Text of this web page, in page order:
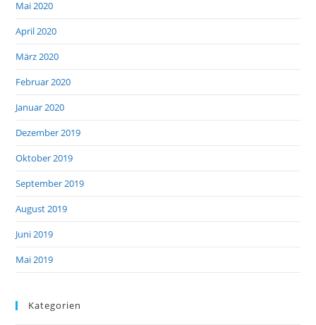
Mai 2020
April 2020
März 2020
Februar 2020
Januar 2020
Dezember 2019
Oktober 2019
September 2019
August 2019
Juni 2019
Mai 2019
Kategorien